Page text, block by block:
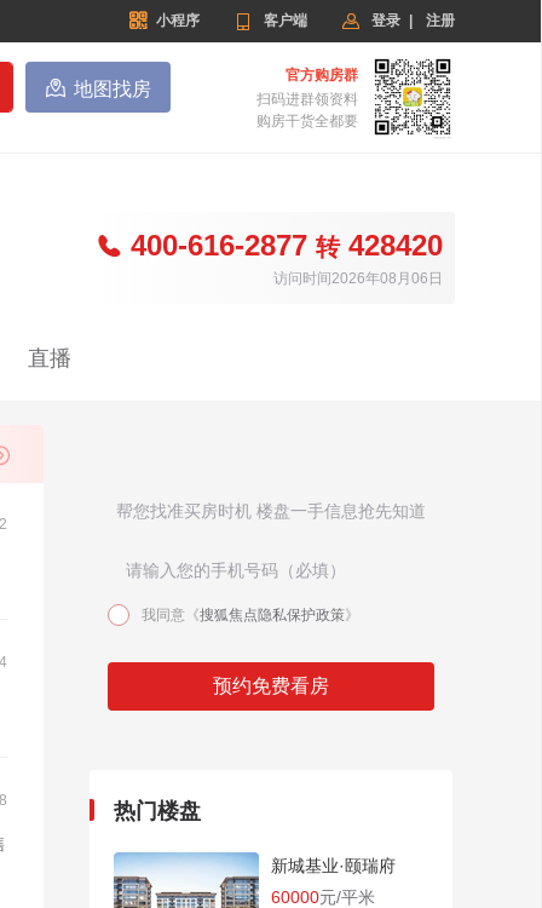
 小程序  客户端  登录 注册
 地图找房
官方购房群
扫码进群领资料
购房干货全都要
 400-616-2877 转428420
访问时间2026年08月06日
直播
帮您找准买房时机 楼盘一手信息抢先知道
我同意《搜狐焦点隐私保护政策》
预约免费看房
热门楼盘
新城基业·颐瑞府
60000元/平米